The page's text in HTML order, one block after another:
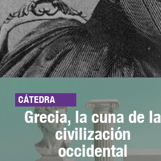
CÁTEDRA
Grecia, la cuna de la
civilización
occidental